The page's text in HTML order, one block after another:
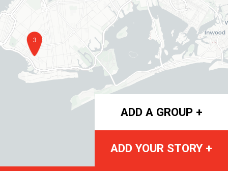
3
ADD A GROUP +
ADD YOUR STORY +